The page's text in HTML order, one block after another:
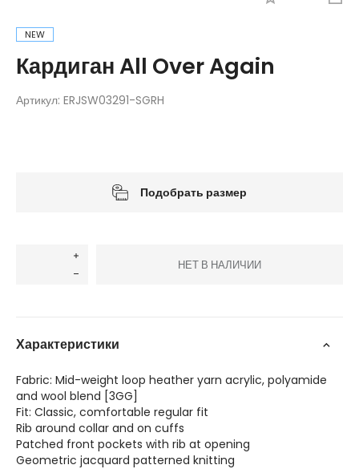
NEW
Кардиган All Over Again
Артикул: ERJSW03291-SGRH
Подобрать размер
НЕТ В НАЛИЧИИ
Характеристики
Fabric: Mid-weight loop heather yarn acrylic, polyamide
and wool blend [3GG]
Fit: Classic, comfortable regular fit
Rib around collar and on cuffs
Patched front pockets with rib at opening
Geometric jacquard patterned knitting